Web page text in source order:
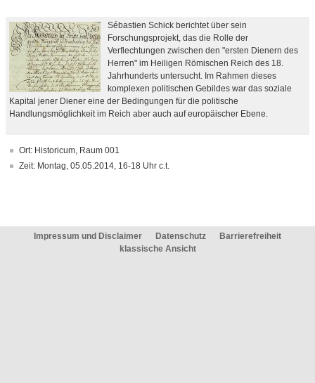
Sébastien Schick berichtet über sein
Forschungsprojekt, das die Rolle der
Verflechtungen zwischen den "ersten Dienern des
Herren" im Heiligen Römischen Reich des 18.
Jahrhunderts untersucht. Im Rahmen dieses
komplexen politischen Gebildes war das soziale
Kapital jener Diener eine der Bedingungen für die politische
Handlungsmöglichkeit im Reich aber auch auf europäischer Ebene.
Ort: Historicum, Raum 001
Zeit: Montag, 05.05.2014, 16-18 Uhr c.t.
Impressum und Disclaimer Datenschutz
Barrierefreiheit
klassische Ansicht